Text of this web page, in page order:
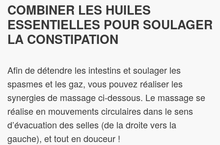
COMBINER LES HUILES
ESSENTIELLES POUR SOULAGER
LA CONSTIPATION
Afin de détendre les intestins et soulager les
spasmes et les gaz, vous pouvez réaliser les
synergies de massage ci-dessous. Le massage se
réalise en mouvements circulaires dans le sens
d’évacuation des selles (de la droite vers la
gauche), et tout en douceur !